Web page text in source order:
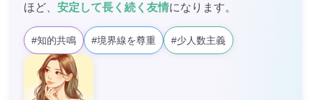
ほど、 安定して長く続く友情になります。
#知的共鳴 #境界線を尊重 #少人数主義